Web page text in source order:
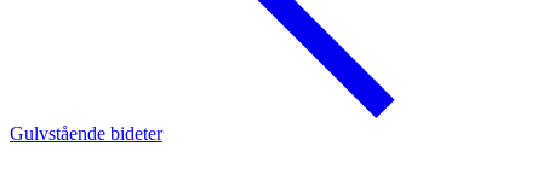
Gulvstående bideter